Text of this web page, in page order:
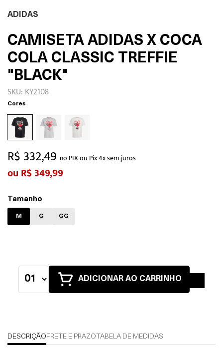
ADIDAS
CAMISETA ADIDAS X COCA
COLA CLASSIC TREFFIE
"BLACK"
SKU: KY2108
Cores
R$ 332,49 no PIX ou Pix 4x sem juros
R$ 349,99
Tamanho
M G GG
ADICIONAR AO CARRINHO
DESCRIÇÃO FRETE E PRAZOTABELA DE MEDIDAS